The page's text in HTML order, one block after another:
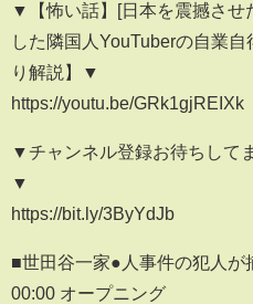
▼【怖い話】[日本を震撼させ
した隣国人YouTuberの自業
り解説】▼
https://youtu.be/GRk1gjREIXk
▼チャンネル登録お待ちして
▼
https://bit.ly/3ByYdJb
■世田谷一家●人事件の犯人が
00:00 オープニング